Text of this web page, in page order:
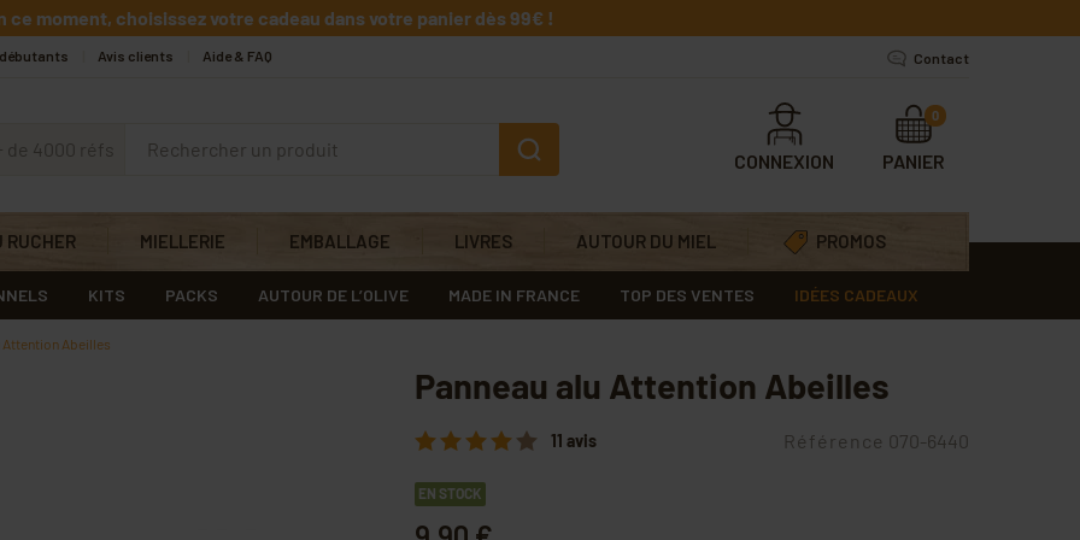
ce moment, choisissez votre cadeau dans votre panier dès 99€ !
débutants Avis clients Aide & FAQ Contact
de 4000 réfs
CONNEXION PANIER
0
RUCHER MIELLERIE EMBALLAGE LIVRES AUTOUR DU MIEL PROMOS
KITS PACKS AUTOUR DE L’OLIVE MADE IN FRANCE TOP DES VENTES IDÉES CADEAUX
Attention Abeilles
Panneau alu Attention Abeilles
11 avis Référence 070-6440
EN STOCK